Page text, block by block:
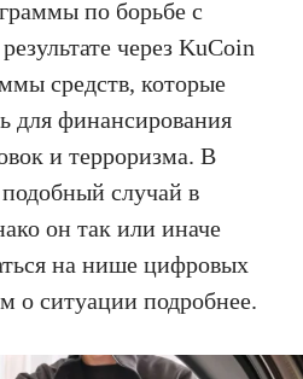
по борьбе с
через KuCoin
средств, которые
для финансирования
и терроризма. В
случай в
он так или иначе
на нише цифровых
о ситуации подробнее.